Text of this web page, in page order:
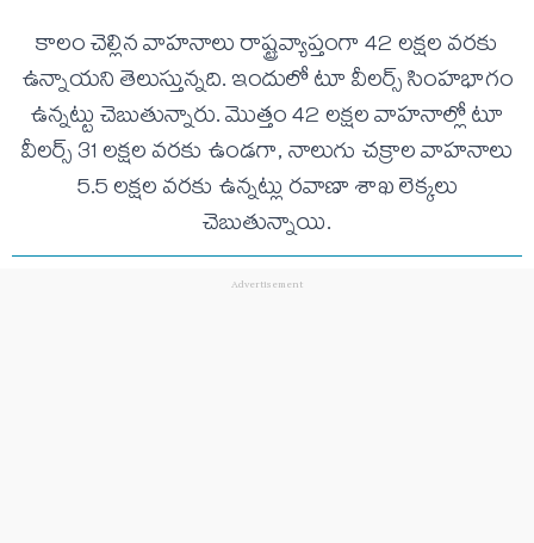
కాలం చెల్లిన వాహనాలు రాష్ట్రవ్యాప్తంగా 42 లక్షల వరకు
ఉన్నాయని తెలుస్తున్నది. ఇందులో టూ వీలర్స్ సింహభాగం
ఉన్నట్టు చెబుతున్నారు. మొత్తం 42 లక్షల వాహనాల్లో టూ
వీలర్స్ 31 లక్షల వరకు ఉండగా, నాలుగు చక్రాల వాహనాలు
5.5 లక్షల వరకు ఉన్నట్లు రవాణా శాఖ లెక్కలు
చెబుతున్నాయి.